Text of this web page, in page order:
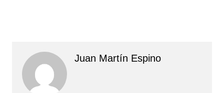
análisis de equipos o desarrollos en la
escena del esports, Andrea combina
cultura del gaming. Le gusta
Juan Martín Espino